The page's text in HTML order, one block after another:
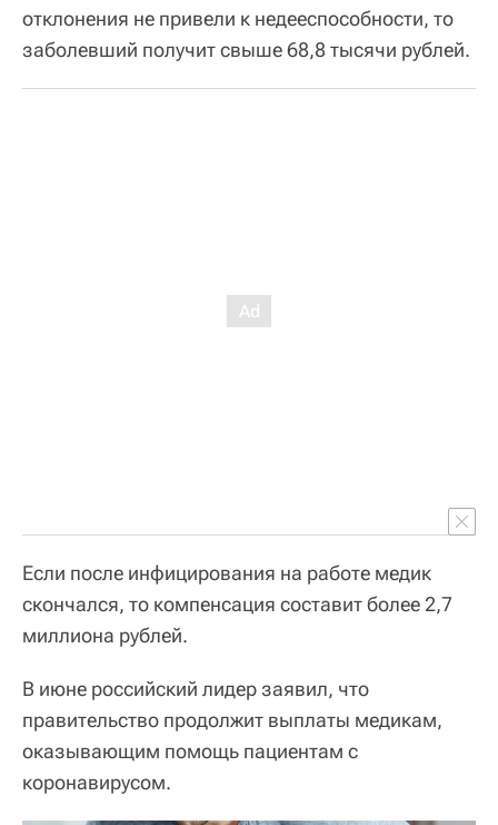
отклонения не привели к недееспособности, то
заболевший получит свыше 68,8 тысячи рублей.
Если после инфицирования на работе медик
скончался, то компенсация составит более 2,7
миллиона рублей.
В июне российский лидер заявил, что
правительство продолжит выплаты медикам,
оказывающим помощь пациентам с
коронавирусом.